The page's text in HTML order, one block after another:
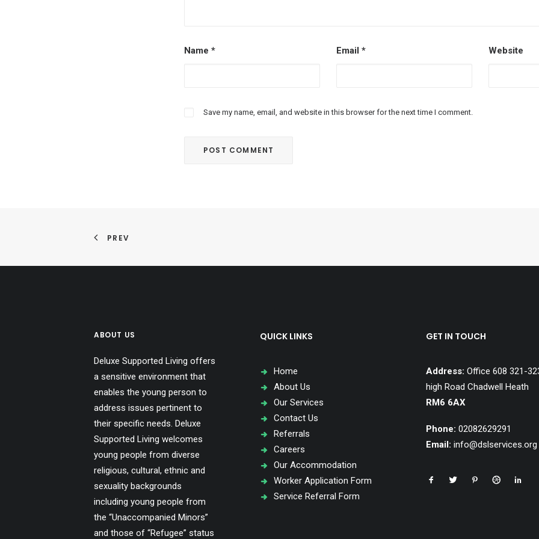
Name * Email * Website
Save my name, email, and website in this browser for the next time I comment.
PREV
ABOUT US
Deluxe Supported Living offers
a sensitive environment that
enables the young person to
address issues pertinent to
their specific needs. Deluxe
Supported Living welcomes
young people from diverse
religious, cultural, ethnic and
sexuality backgrounds
including young people from
the “Unaccompanied Minors”
and those of “Refugee” status
QUICK LINKS
Home
About Us
Our Services
Contact Us
Referrals
Careers
Our Accommodation
Worker Application Form
Service Referral Form
GET IN TOUCH
Address: Office 608 321-
high Road Chadwell Heath
RM6 6AX
Phone: 02082629291
Email: info@dslservices.org